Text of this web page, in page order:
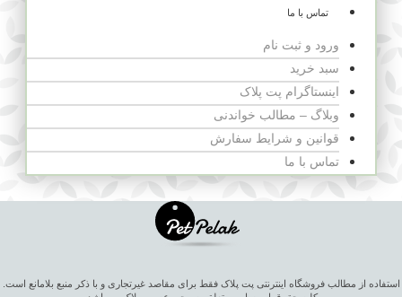
تماس با ما
ورود و ثبت نام
سبد خرید
اینستاگرام پت پلاک
وبلاگ – مطالب خواندنی
قوانین و شرایط سفارش
تماس با ما
استفاده از مطالب فروشگاه اینترنتی پت پلاک فقط برای مقاصد غیرتجاری و با ذکر منبع بلامانع است.